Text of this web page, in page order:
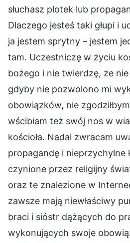
słuchasz plotek lub
Dlaczego jesteś taki głupi i
ja jestem sprytny – jestem
tam. Uczestniczę w życiu
bożego i nie twierdzę, że
gdyby nie pozwolono mi
obowiązków, nie
wścibiam też swój nos w
kościoła. Nadal zwracam
propagandę i nieprzychylne
czynione przez religijny
oraz te znalezione w
zawsze mają niewłaściwy
braci i sióstr dążących do
wykonujących swoje